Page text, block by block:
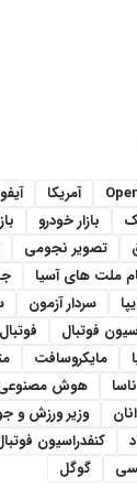
آمریکا
بازار خودرو
تصویر نجومی
ملت های آسیا
سردار آزمون
فوتبال فوتبال
مایکروسافت
ناسا هوش
وزیر ورزش و
کنفدراسیون
گوگل